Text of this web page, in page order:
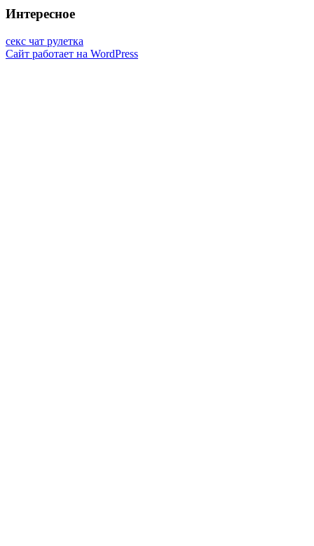
Интересное
секс чат рулетка
Сайт работает на WordPress